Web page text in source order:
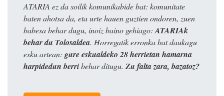
ATARIA ez da soilik komunikabide bat: komunitate
baten ahotsa da, eta urte hauen guztien ondoren, zuen
babesa behar dugu, inoiz baino gehiago: ATARIAk
behar du Tolosaldea. Horregatik erronka bat daukagu
esku artean: gure eskualdeko 28 herrietan hamarna
harpidedun berribehar ditugu. Zu falta zara, bazatoz?